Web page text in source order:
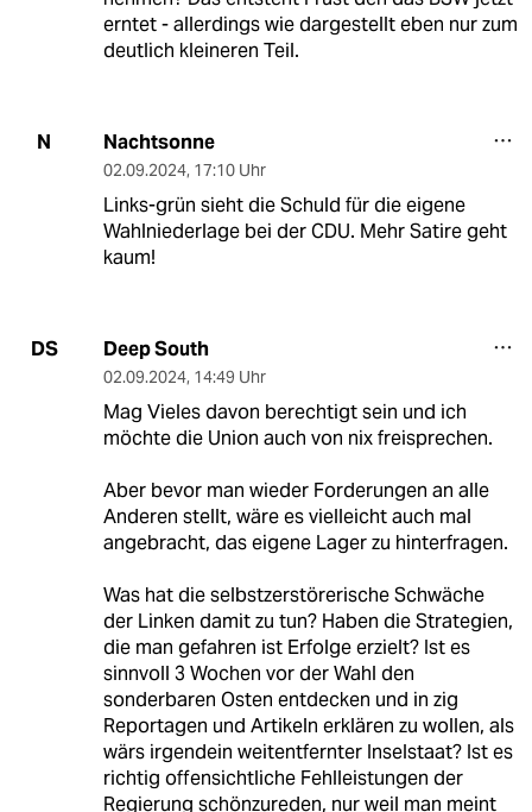
erntet - allerdings wie dargestellt eben nur zum
deutlich kleineren Teil.
N Nachtsonne
02.09.2024, 17:10 Uhr
Links-grün sieht die Schuld für die eigene
Wahlniederlage bei der CDU. Mehr Satire geht
kaum!
DS Deep South
02.09.2024, 14:49 Uhr
Mag Vieles davon berechtigt sein und ich
möchte die Union auch von nix freisprechen.
Aber bevor man wieder Forderungen an alle
Anderen stellt, wäre es vielleicht auch mal
angebracht, das eigene Lager zu hinterfragen.
Was hat die selbstzerstörerische Schwäche
der Linken damit zu tun? Haben die Strategien,
die man gefahren ist Erfolge erzielt? Ist es
sinnvoll 3 Wochen vor der Wahl den
sonderbaren Osten entdecken und in zig
Reportagen und Artikeln erklären zu wollen, als
wärs irgendein weitentfernter Inselstaat? Ist es
richtig offensichtliche Fehlleistungen der
Regierung schönzureden, nur weil man meint